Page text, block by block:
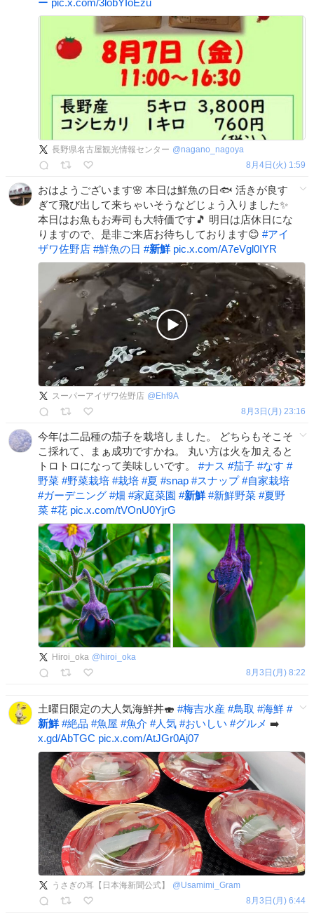
ー pic.x.com/3lobYIoEzu
長野県名古屋観光情報センター @nagano_nagoya
8月4日(火) 1:59
おはようございます🌸 本日は鮮魚の日🐟 活きが良す
ぎて飛び出して来ちゃいそうなどじょう入りました✨
本日はお魚もお寿司も大特価です🎵 明日は店休日にな
りますので、是非ご来店お待ちしております😊 #アイ
ザワ佐野店 #鮮魚の日 #新鮮 pic.x.com/A7eVgl0IYR
スーパーアイザワ佐野店 @ Ehf9A
8月3日(月) 23:16
今年は二品種の茄子を栽培しました。 どちらもそこそ
こ採れて、まぁ成功ですかね。 丸い方は火を加えると
トロトロになって美味しいです。 #ナス #茄子 #なす #
野菜 #野菜栽培 #栽培 #夏 #snap #スナップ #自家栽培
#ガーデニング #畑 #家庭菜園 #新鮮 #新鮮野菜 #夏野
菜 #花 pic.x.com/tVOnU0YjrG
Hiroi_oka @ hiroi_oka
8月3日(月) 8:22
土曜日限定の大人気海鮮丼🍣 #梅吉水産 #鳥取 #海鮮 #
新鮮 #絶品 #魚屋 #魚介 #人気 #おいしい #グルメ ➡️
x.gd/AbTGC pic.x.com/AtJGr0Aj07
うさぎの耳【日本海新聞公式】 @Usamimi_Gram
8月3日(月) 6:44